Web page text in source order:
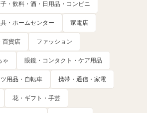
・飲料・酒・日用品・コンビニ
・ホームセンター 家電店
百貨店 ファッション
ゃ 眼鏡・コンタクト・ケア用品
用品・自転車 携帯・通信・家電
花・ギフト・手芸